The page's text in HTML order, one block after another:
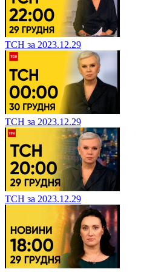
ТСН за 2023.12.29
ТСН за 2023.12.29
ТСН за 2023.12.29